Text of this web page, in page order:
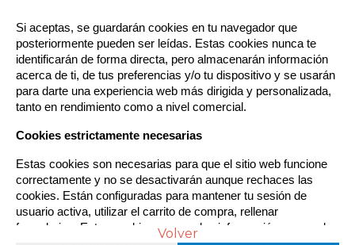
FUNKO POP STRANGER THINGS
MERCHANDISING
LICENCIAS FUNKO
TAGS AGRUPADOS
TIPO DE POP
HALLOWEEN
SERIES STRANGER THINGS
funcionamiento del sitio. Además, se utilizan otras de
terceros que analizan cómo se usan nuestros servicios
para mejorar la experiencia de usuario, divulgar ofertas
comerciales personalizadas o realizar análisis de sus
hábitos de navegación. Pulse el botón para aceptarlas o
“Configurar” para poder bloquearlas. Puede revisar toda la
momento desde nuestra Política de Cookies.
Política de cookies
Si aceptas, se guardarán cookies en tu navegador que
posteriormente pueden ser leídas. Estas cookies nunca te
identificarán de forma directa, pero almacenarán información
acerca de ti, de tus preferencias y/o tu dispositivo y se usarán
para darte una experiencia web más dirigida y personalizada,
tanto en rendimiento como a nivel comercial.
Cookies estrictamente necesarias
Estas cookies son necesarias para que el sitio web funcione
correctamente y no se desactivarán aunque rechaces las
cookies. Están configuradas para mantener tu sesión de
usuario activa, utilizar el carrito de compra, rellenar
formularios. Estas cookies no guardan información personal
Volver